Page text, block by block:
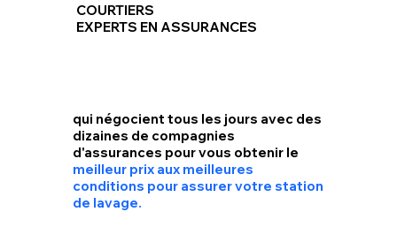
COURTIERS
EXPERTS EN ASSURANCES
qui négocient tous les jours avec des
dizaines de compagnies
d'assurances pour vous obtenir le
meilleur prix aux meilleures
conditions pour assurer votre station
de lavage.